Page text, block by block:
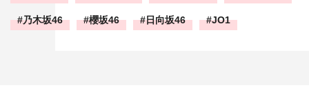
乃木坂46 櫻坂46 日向坂46 JO1